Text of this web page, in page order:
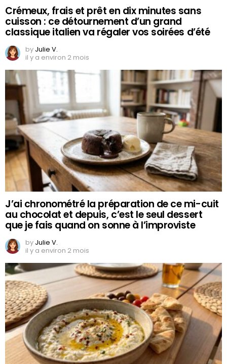
Crémeux, frais et prêt en dix minutes sans
cuisson : ce détournement d’un grand
classique italien va régaler vos soirées d’été
by Julie V.
il y a environ 2 mois
J’ai chronométré la préparation de ce mi-cuit
au chocolat et depuis, c’est le seul dessert
que je fais quand on sonne à l’improviste
by Julie V.
il y a environ 2 mois